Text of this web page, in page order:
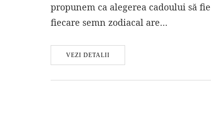
propunem ca alegerea cadoului să
fiecare semn zodiacal are…
VEZI DETALII